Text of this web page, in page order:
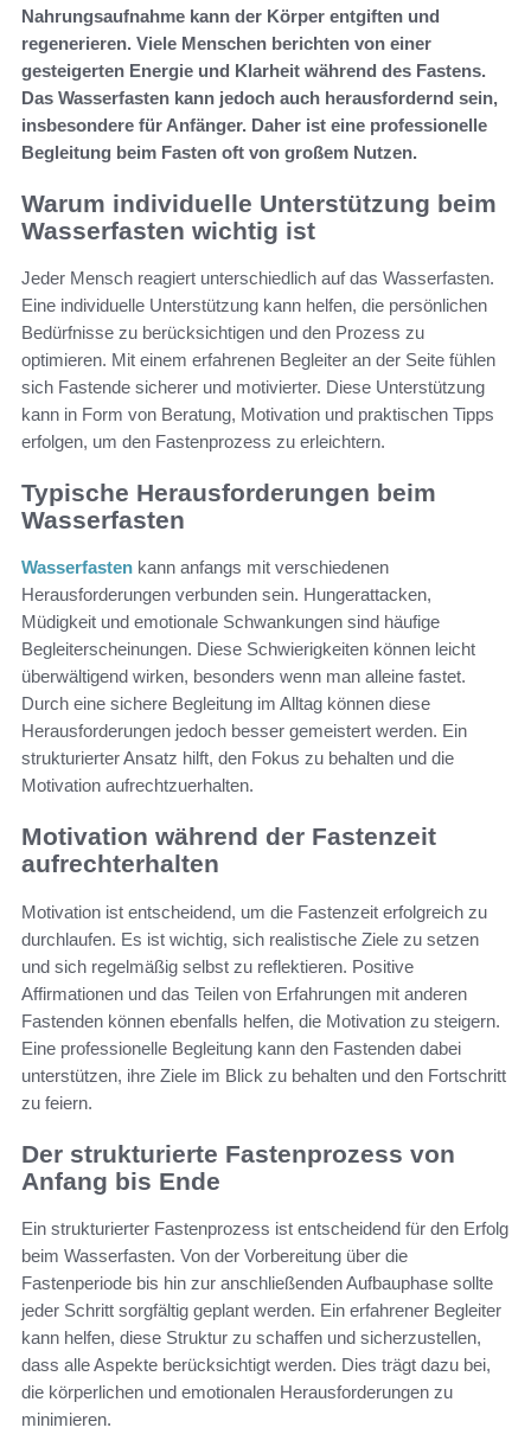
Nahrungsaufnahme kann der Körper entgiften und
regenerieren. Viele Menschen berichten von einer
gesteigerten Energie und Klarheit während des Fastens.
Das Wasserfasten kann jedoch auch herausfordernd sein,
insbesondere für Anfänger. Daher ist eine professionelle
Begleitung beim Fasten oft von großem Nutzen.
Warum individuelle Unterstützung beim
Wasserfasten wichtig ist
Jeder Mensch reagiert unterschiedlich auf das Wasserfasten.
Eine individuelle Unterstützung kann helfen, die persönlichen
Bedürfnisse zu berücksichtigen und den Prozess zu
optimieren. Mit einem erfahrenen Begleiter an der Seite fühlen
sich Fastende sicherer und motivierter. Diese Unterstützung
kann in Form von Beratung, Motivation und praktischen Tipps
erfolgen, um den Fastenprozess zu erleichtern.
Typische Herausforderungen beim
Wasserfasten
Wasserfasten kann anfangs mit verschiedenen
Herausforderungen verbunden sein. Hungerattacken,
Müdigkeit und emotionale Schwankungen sind häufige
Begleiterscheinungen. Diese Schwierigkeiten können leicht
überwältigend wirken, besonders wenn man alleine fastet.
Durch eine sichere Begleitung im Alltag können diese
Herausforderungen jedoch besser gemeistert werden. Ein
strukturierter Ansatz hilft, den Fokus zu behalten und die
Motivation aufrechtzuerhalten.
Motivation während der Fastenzeit
aufrechterhalten
Motivation ist entscheidend, um die Fastenzeit erfolgreich zu
durchlaufen. Es ist wichtig, sich realistische Ziele zu setzen
und sich regelmäßig selbst zu reflektieren. Positive
Affirmationen und das Teilen von Erfahrungen mit anderen
Fastenden können ebenfalls helfen, die Motivation zu steigern.
Eine professionelle Begleitung kann den Fastenden dabei
unterstützen, ihre Ziele im Blick zu behalten und den Fortschritt
zu feiern.
Der strukturierte Fastenprozess von
Anfang bis Ende
Ein strukturierter Fastenprozess ist entscheidend für den Erfolg
beim Wasserfasten. Von der Vorbereitung über die
Fastenperiode bis hin zur anschließenden Aufbauphase sollte
jeder Schritt sorgfältig geplant werden. Ein erfahrener Begleiter
kann helfen, diese Struktur zu schaffen und sicherzustellen,
dass alle Aspekte berücksichtigt werden. Dies trägt dazu bei,
die körperlichen und emotionalen Herausforderungen zu
minimieren.